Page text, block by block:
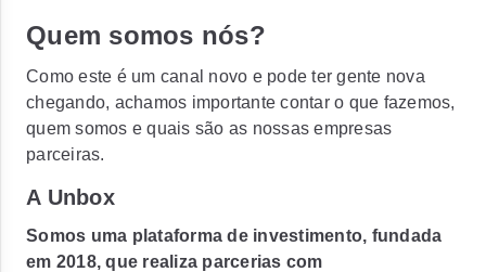
Quem somos nós?
Como este é um canal novo e pode ter gente nova
chegando, achamos importante contar o que fazemos,
quem somos e quais são as nossas empresas
parceiras.
A Unbox
Somos uma plataforma de investimento, fundada
em 2018, que realiza parcerias com